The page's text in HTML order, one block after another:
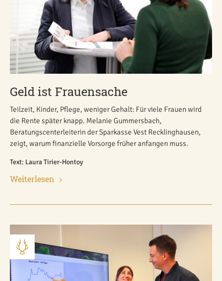
Geld ist Frauensache
Teilzeit, Kinder, Pflege, weniger Gehalt: Für viele Frauen wird
die Rente später knapp. Melanie Gummersbach,
Beratungscenterleiterin der Sparkasse Vest Recklinghausen,
zeigt, warum finanzielle Vorsorge früher anfangen muss.
Text: Laura Tirier-Hontoy
Weiterlesen